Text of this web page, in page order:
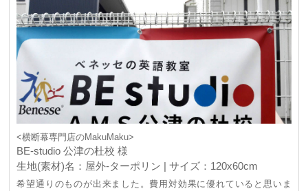
<横断幕専門店のMakuMaku>
BE-studio 公津の杜校 様
生地(素材)名：屋外-ターポリン | サイズ：120x60cm
希望通りのものが出来ました。費用対効果に優れていると思いま